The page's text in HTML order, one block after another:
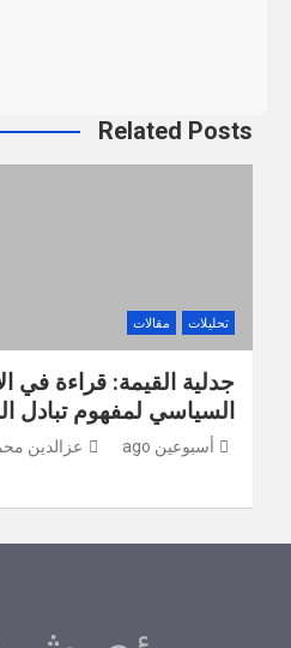
Related Posts
تحليلات مقالات
جدلية القيمة: قراءة في
السياسي لمفهوم تبادل
أسبوعين ago عزالدين